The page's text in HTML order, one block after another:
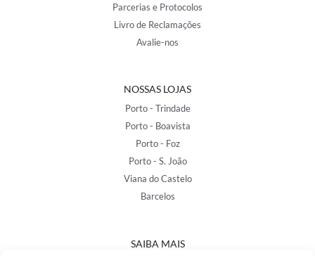
Parcerias e Protocolos
Livro de Reclamações
Avalie-nos
NOSSAS LOJAS
Porto - Trindade
Porto - Boavista
Porto - Foz
Porto - S. João
Viana do Castelo
Barcelos
SAIBA MAIS